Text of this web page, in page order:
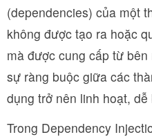
(dependencies) của một
không được tạo ra hoặc
mà được cung cấp từ
sự ràng buộc giữa các
dụng trở nên linh hoạt,
Trong Dependency